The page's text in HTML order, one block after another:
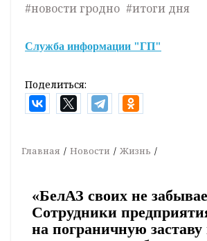
#новости гродно #итоги дня
Служба информации "ГП"
Поделиться:
Главная Новости Жизнь
«БелАЗ своих не
Сотрудники
на пограничную